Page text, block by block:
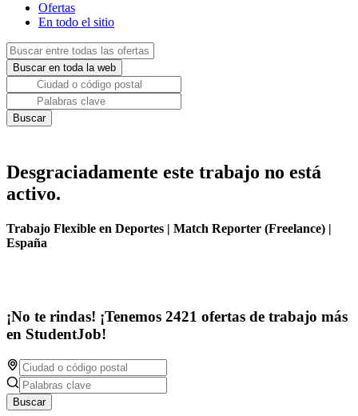
Ofertas
En todo el sitio
Desgraciadamente este trabajo no está
activo.
Trabajo Flexible en Deportes | Match Reporter (Freelance) |
España
¡No te rindas! ¡Tenemos 2421 ofertas de trabajo más
en StudentJob!
Buscar